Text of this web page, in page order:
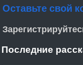
Оставьте свой
Последние